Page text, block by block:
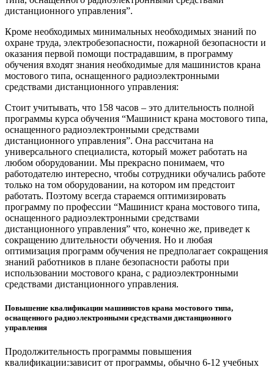
дистанционного управления”.
Кроме необходимых минимальных необходимых знаний по
охране труда, электробезопасности, пожарной безопасности и
оказания первой помощи пострадавшим, в программу
обучения входят знания необходимые для машинистов крана
мостового типа, оснащенного радиоэлектронными
средствами дистанционного управления:
Стоит учитывать, что 158 часов – это длительность полной
программы курса обучения “Машинист крана мостового типа,
оснащенного радиоэлектронными средствами
дистанционного управления”. Она рассчитана на
универсального специалиста, который может работать на
любом оборудовании. Мы прекрасно понимаем, что
работодателю интересно, чтобы сотрудники обучались работе
только на том оборудовании, на котором им предстоит
работать. Поэтому всегда стараемся оптимизировать
программу по профессии “Машинист крана мостового типа,
оснащенного радиоэлектронными средствами
дистанционного управления” что, конечно же, приведет к
сокращению длительности обучения. Но и любая
оптимизация программ обучения не предполагает сокращения
знаний работников в плане безопасности работы при
использовании мостового крана, с радиоэлектронными
средствами дистанционного управления.
Повышение квалификации машинистов крана мостового типа,
оснащенного радиоэлектронными средствами дистанционного
управления
Продолжительность программы повышения
квалификации:зависит от программы, обычно 6-12 учебных